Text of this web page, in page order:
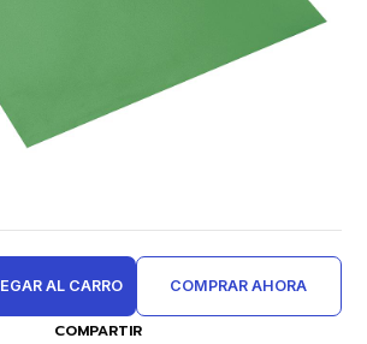
AL CARRO COMPRAR AHORA
COMPARTIR